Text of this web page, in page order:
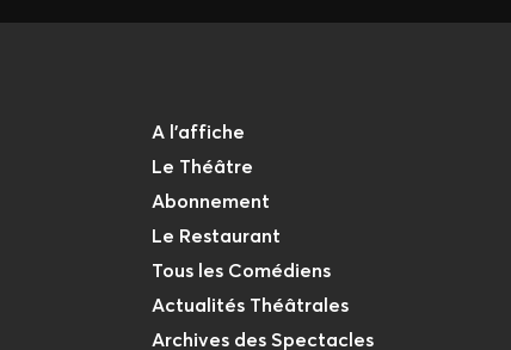
A l'affiche
Le Théâtre
Abonnement
Le Restaurant
Tous les Comédiens
Actualités Théâtrales
Archives des Spectacles